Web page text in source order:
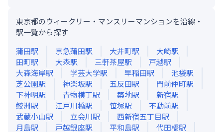
東京都のウィークリー・マンスリーマンションを沿線・
駅一覧から探す
蒲田駅 京急蒲田駅 大井町駅 大崎駅
田町駅 大森駅 三軒茶屋駅 戸越駅
大森海岸駅 学芸大学駅 早稲田駅 池袋駅
芝公園駅 神楽坂駅 五反田駅 門前仲町駅
下神明駅 青物横丁駅 築地駅 新宿駅
鮫洲駅 江戸川橋駅 笹塚駅 不動前駅
武蔵小山駅 立会川駅 西新宿五丁目駅
月島駅 戸越銀座駅 平和島駅 代田橋駅